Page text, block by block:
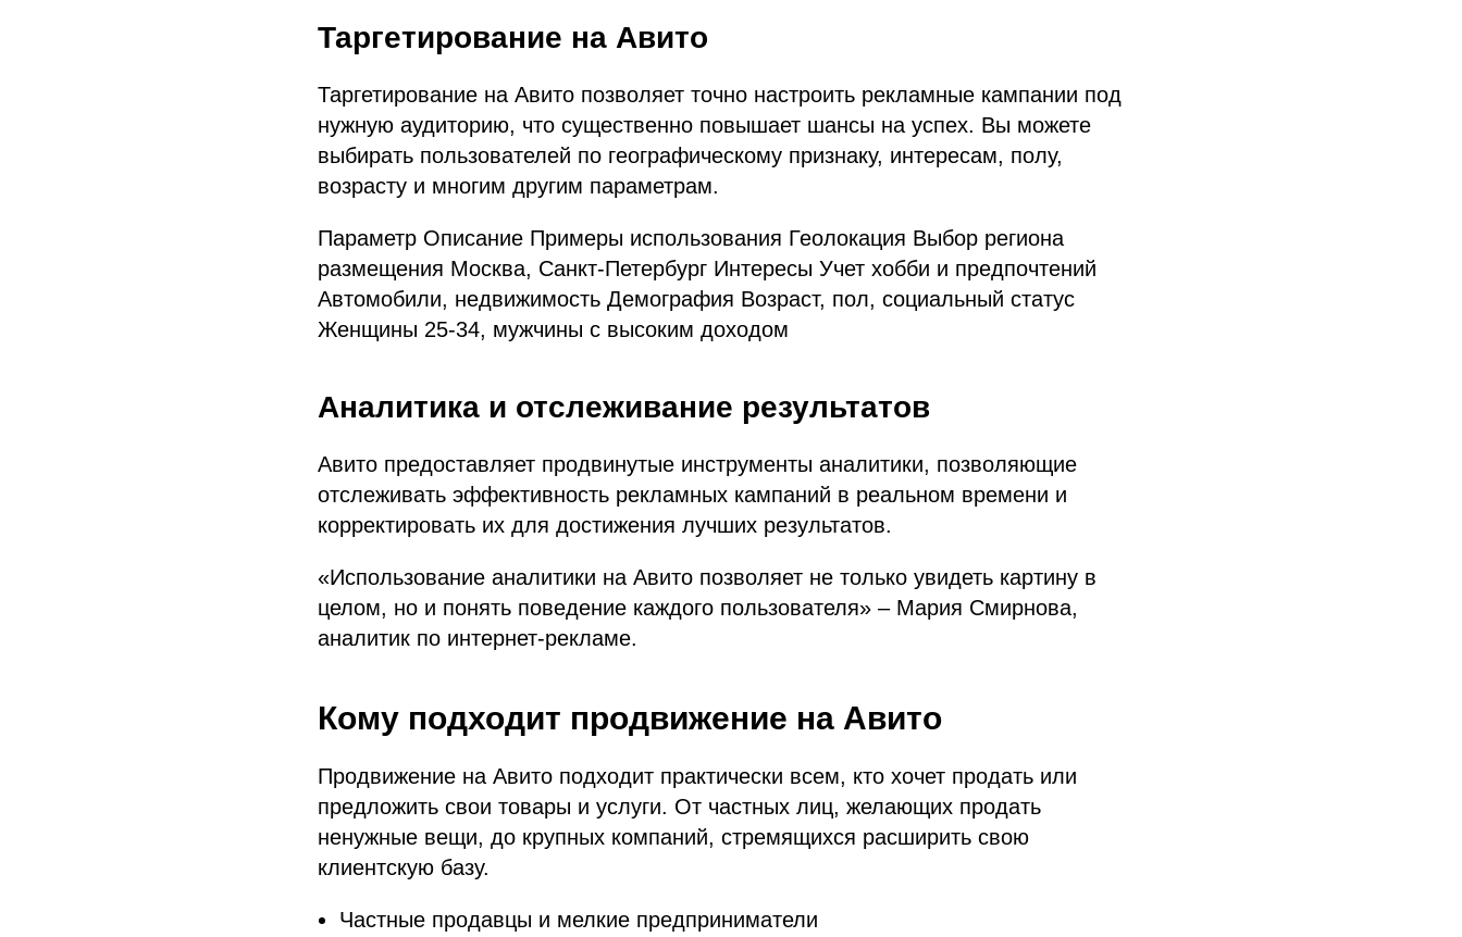
Таргетирование на Авито
Таргетирование на Авито позволяет точно настроить рекламные кампании под
нужную аудиторию, что существенно повышает шансы на успех. Вы можете
выбирать пользователей по географическому признаку, интересам, полу,
возрасту и многим другим параметрам.
Параметр Описание Примеры использования Геолокация Выбор региона
размещения Москва, Санкт-Петербург Интересы Учет хобби и предпочтений
Автомобили, недвижимость Демография Возраст, пол, социальный статус
Женщины 25-34, мужчины с высоким доходом
Аналитика и отслеживание результатов
Авито предоставляет продвинутые инструменты аналитики, позволяющие
отслеживать эффективность рекламных кампаний в реальном времени и
корректировать их для достижения лучших результатов.
«Использование аналитики на Авито позволяет не только увидеть картину в
целом, но и понять поведение каждого пользователя» – Мария Смирнова,
аналитик по интернет-рекламе.
Кому подходит продвижение на Авито
Продвижение на Авито подходит практически всем, кто хочет продать или
предложить свои товары и услуги. От частных лиц, желающих продать
ненужные вещи, до крупных компаний, стремящихся расширить свою
клиентскую базу.
Частные продавцы и мелкие предприниматели